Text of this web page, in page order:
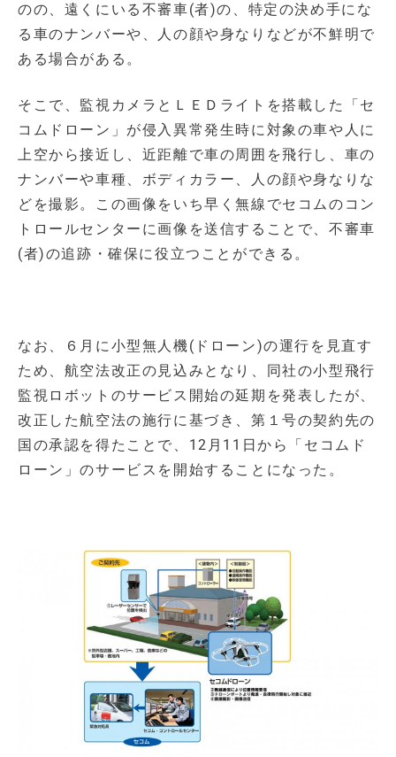
のの、遠くにいる不審車(者)の、特定の決め手にな
る車のナンバーや、人の顔や身なりなどが不鮮明で
ある場合がある。
そこで、監視カメラとＬＥＤライトを搭載した「セ
コムドローン」が侵入異常発生時に対象の車や人に
上空から接近し、近距離で車の周囲を飛行し、車の
ナンバーや車種、ボディカラー、人の顔や身なりな
どを撮影。この画像をいち早く無線でセコムのコン
トロールセンターに画像を送信することで、不審車
(者)の追跡・確保に役立つことができる。
なお、６月に小型無人機(ドローン)の運行を見直す
ため、航空法改正の見込みとなり、同社の小型飛行
監視ロボットのサービス開始の延期を発表したが、
改正した航空法の施行に基づき、第１号の契約先の
国の承認を得たことで、12月11日から「セコムド
ローン」のサービスを開始することになった。